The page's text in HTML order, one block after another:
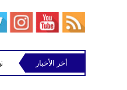
بركان فويجو في جواتيمالا يواصل ثورانه وإجلاء 1700
أخر الأخبار